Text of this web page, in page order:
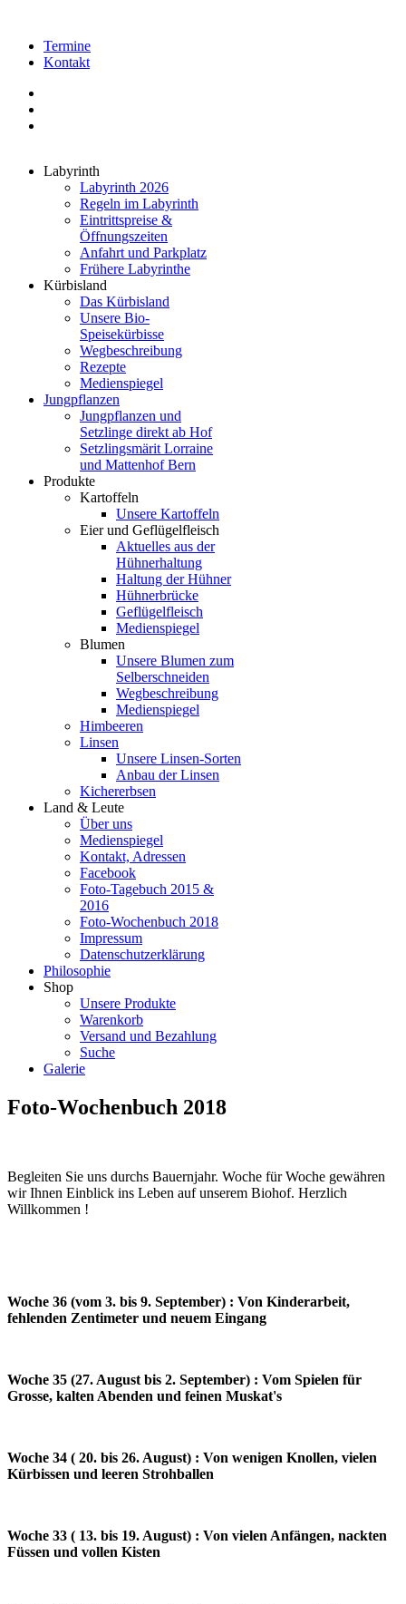
Termine
Kontakt
Labyrinth
Labyrinth 2026
Regeln im Labyrinth
Eintrittspreise &
Öffnungszeiten
Anfahrt und Parkplatz
Frühere Labyrinthe
Kürbisland
Das Kürbisland
Unsere Bio-
Speisekürbisse
Wegbeschreibung
Rezepte
Medienspiegel
Jungpflanzen
Jungpflanzen und
Setzlinge direkt ab Hof
Setzlingsmärit Lorraine
und Mattenhof Bern
Produkte
Kartoffeln
Unsere Kartoffeln
Eier und Geflügelfleisch
Aktuelles aus der
Hühnerhaltung
Haltung der Hühner
Hühnerbrücke
Geflügelfleisch
Medienspiegel
Blumen
Unsere Blumen zum
Selberschneiden
Wegbeschreibung
Medienspiegel
Himbeeren
Linsen
Unsere Linsen-Sorten
Anbau der Linsen
Kichererbsen
Land & Leute
Über uns
Medienspiegel
Kontakt, Adressen
Facebook
Foto-Tagebuch 2015 &
2016
Foto-Wochenbuch 2018
Impressum
Datenschutzerklärung
Philosophie
Shop
Unsere Produkte
Warenkorb
Versand und Bezahlung
Suche
Galerie
Foto-Wochenbuch 2018
Begleiten Sie uns durchs Bauernjahr. Woche für Woche gewähren
wir Ihnen Einblick ins Leben auf unserem Biohof. Herzlich
Willkommen !
Woche 36 (vom 3. bis 9. September) : Von Kinderarbeit,
fehlenden Zentimeter und neuem Eingang
Woche 35 (27. August bis 2. September) : Vom Spielen für
Grosse, kalten Abenden und feinen Muskat's
Woche 34 ( 20. bis 26. August) : Von wenigen Knollen, vielen
Kürbissen und leeren Strohballen
Woche 33 ( 13. bis 19. August) : Von vielen Anfängen, nackten
Füssen und vollen Kisten